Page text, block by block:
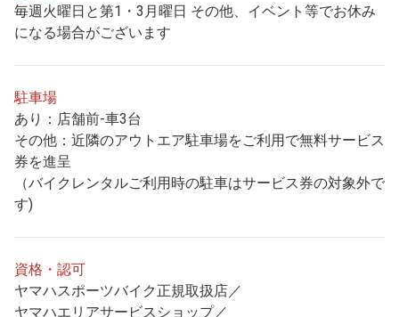
毎週火曜日と第1・3月曜日 その他、イベント等でお休み
になる場合がございます
駐車場
あり：店舗前-車3台
その他：近隣のアウトエア駐車場をご利用で無料サービス
券を進呈
（バイクレンタルご利用時の駐車はサービス券の対象外で
す)
資格・認可
ヤマハスポーツバイク正規取扱店／
ヤマハエリアサービスショップ／